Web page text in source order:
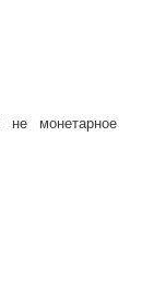
монетарное